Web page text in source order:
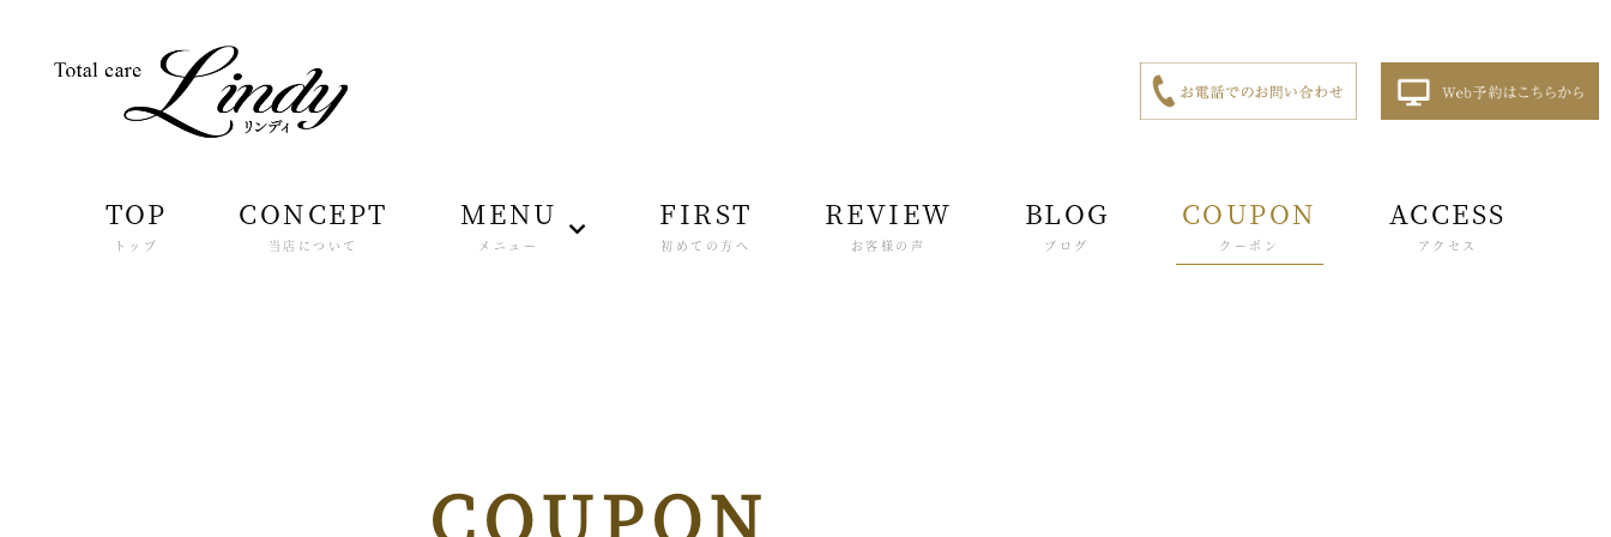
TOP
トップ
CONCEPT
当店について
MENU
メニュー
FIRST
初めての方へ
REVIEW
お客様の声
BLOG
ブログ
COUPON
クーポン
ACCESS
アクセス
COUPON